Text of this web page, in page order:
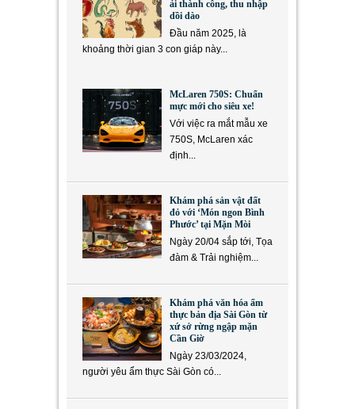
ải thành công, thu nhập
dồi dào
Đầu năm 2025, là
khoảng thời gian 3 con giáp này...
McLaren 750S: Chuẩn
mực mới cho siêu xe!
Với việc ra mắt mẫu xe
750S, McLaren xác
định...
Khám phá sản vật đất
đỏ với ‘Món ngon Bình
Phước’ tại Mặn Mòi
Ngày 20/04 sắp tới, Tọa
đàm & Trải nghiệm...
Khám phá văn hóa ẩm
thực bản địa Sài Gòn từ
xứ sở rừng ngập mặn
Cần Giờ
Ngày 23/03/2024,
người yêu ẩm thực Sài Gòn có...